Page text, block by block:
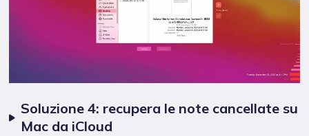
Soluzione 4: recupera le note cancellate su
Mac da iCloud